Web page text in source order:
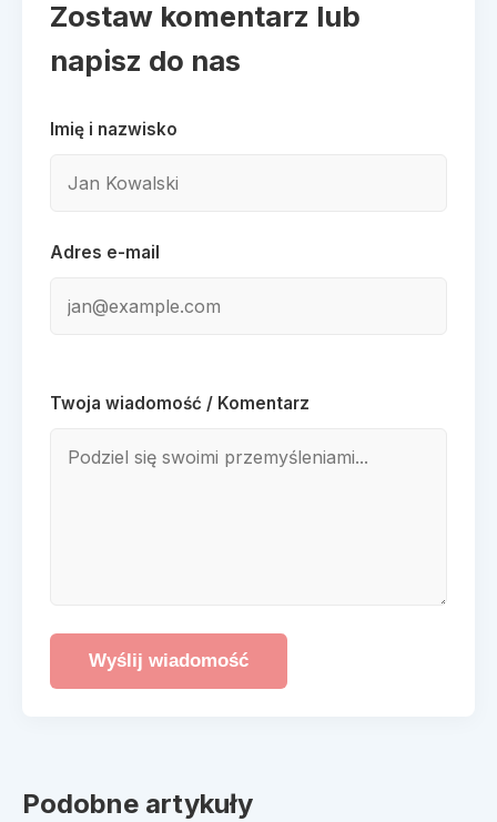
Zostaw komentarz lub
napisz do nas
Imię i nazwisko
Adres e-mail
Twoja wiadomość / Komentarz
Wyślij wiadomość
Podobne artykuły